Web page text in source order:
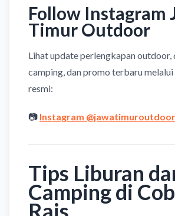
Follow Instagram
Timur Outdoor
Lihat update perlengkapan outdoor,
camping, dan promo terbaru
resmi:
📷 Instagram @jawatimuroutdoor
Tips Liburan
Camping di
Rais